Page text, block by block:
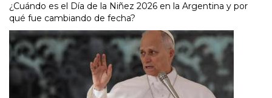
¿Cuándo es el Día de la Niñez 2026 en la Argentina y por
qué fue cambiando de fecha?